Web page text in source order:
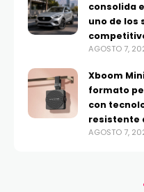
consolida
uno de los
AGOSTO 7,
Xboom
formato
con
resistente
AGOSTO 7,